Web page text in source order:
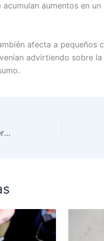
acumulan aumentos en
afecta a pequeños
advirtiendo sobre
El Gobierno confirmó el traslado del feriado del 12 de octubre: habrá fin de semana largo